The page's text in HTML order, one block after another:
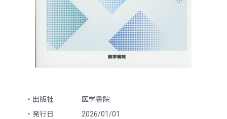
出版社
医学書院
発行日
2026/01/01